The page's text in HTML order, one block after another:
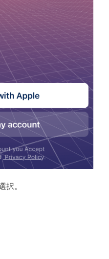
択。